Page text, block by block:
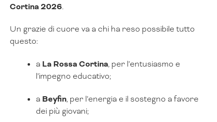
Cortina 2026.
Un grazie di cuore va a chi ha reso possibile tutto
questo:
a La Rossa Cortina, per l’entusiasmo e
l’impegno educativo;
a Beyfin, per l’energia e il sostegno a favore
dei più giovani;